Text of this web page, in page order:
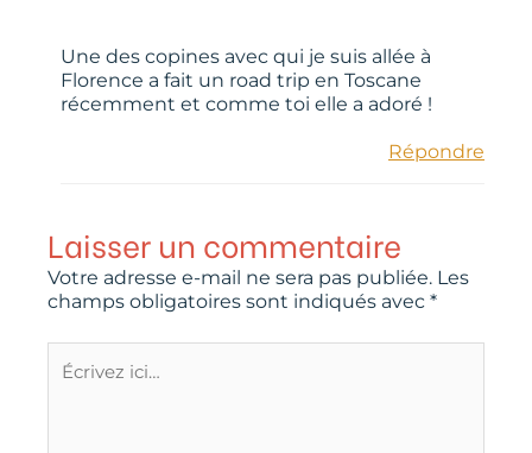
Une des copines avec qui je suis allée à
Florence a fait un road trip en Toscane
récemment et comme toi elle a adoré !
Répondre
Laisser un commentaire
Votre adresse e-mail ne sera pas publiée. Les
champs obligatoires sont indiqués avec *
ici…